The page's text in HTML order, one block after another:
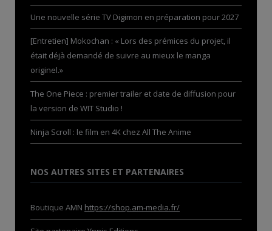
Une nouvelle série TV Digimon en préparation pour 2027
[Entretien] Mokochan : « Lors des prémices du projet, il
était déjà demandé de suivre au mieux le manga
originel.»
The One Piece : premier trailer et date de diffusion pour
la version de WIT Studio !
Ninja Scroll : le film en 4K chez All The Anime
NOS AUTRES SITES ET PARTENAIRES
Boutique AMN https://shop.am-media.fr/